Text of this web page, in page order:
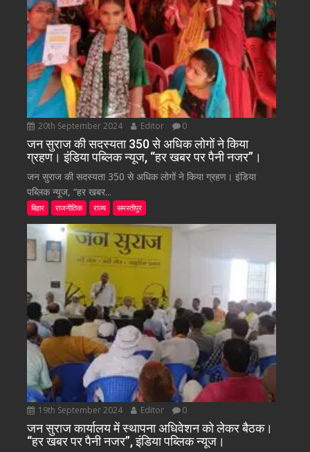
20th September 2024 Editor 0
जन सुराज की सदस्यता 350 से अधिक लोगों ने किया
ग्रहण। इंडिया पब्लिक न्यूज, “हर खबर पर पैनी नजर”।
जन सुराज की सदस्यता 350 से अधिक लोगों ने किया ग्रहण। इंडिया
पब्लिक न्यूज, “हर खबर...
बिहार राजनीतिक राज्य समस्तीपुर
19th September 2024 Editor 0
जन सुराज कार्यालय में स्थापना अधिवेशन को लेकर बैठक।
“हर खबर पर पैनी नजर”, इंडिया पब्लिक न्यूज।